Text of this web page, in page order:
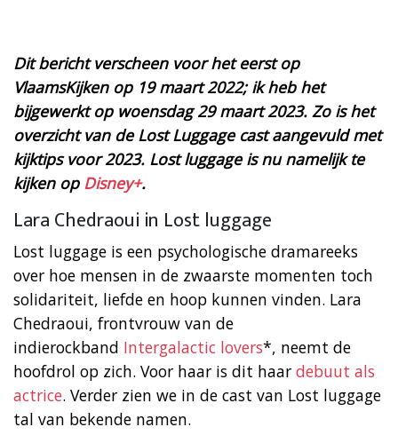
Dit bericht verscheen voor het eerst op
VlaamsKijken op 19 maart 2022; ik heb het
bijgewerkt op woensdag 29 maart 2023. Zo is het
overzicht van de Lost Luggage cast aangevuld met
kijktips voor 2023. Lost luggage is nu namelijk te
kijken op Disney+.
Lara Chedraoui in Lost luggage
Lost luggage is een psychologische dramareeks
over hoe mensen in de zwaarste momenten toch
solidariteit, liefde en hoop kunnen vinden. Lara
Chedraoui, frontvrouw van de
indierockband Intergalactic lovers*, neemt de
hoofdrol op zich. Voor haar is dit haar debuut als
actrice. Verder zien we in de cast van Lost luggage
tal van bekende namen.